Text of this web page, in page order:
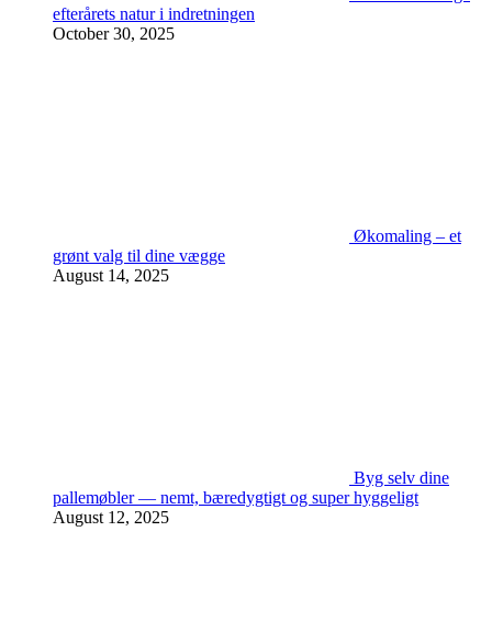
efterårets natur i indretningen
October 30, 2025
Økomaling – et
grønt valg til dine vægge
August 14, 2025
Byg selv dine
pallemøbler — nemt, bæredygtigt og super hyggeligt
August 12, 2025